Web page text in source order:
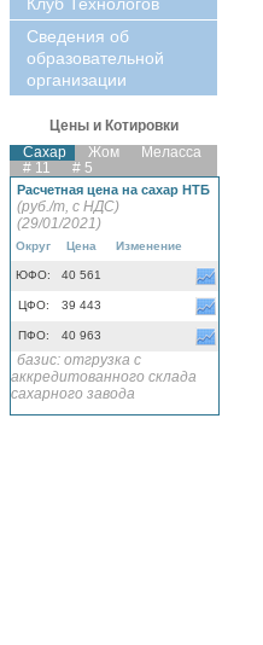
Сведения об
образовательной
организации
Цены и Котировки
Сахар
Жом
Меласса
# 11
# 5
Расчетная цена на сахар НТБ
(руб./т, с НДС)
(29/01/2021)
Округ Цена Изменение
ЮФО: 40 561
ЦФО: 39 443
ПФО: 40 963
базис: отгрузка с
аккредитованного склада
сахарного завода